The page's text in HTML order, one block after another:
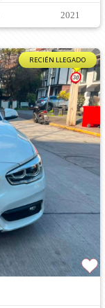
2021
RECIÉN LLEGADO